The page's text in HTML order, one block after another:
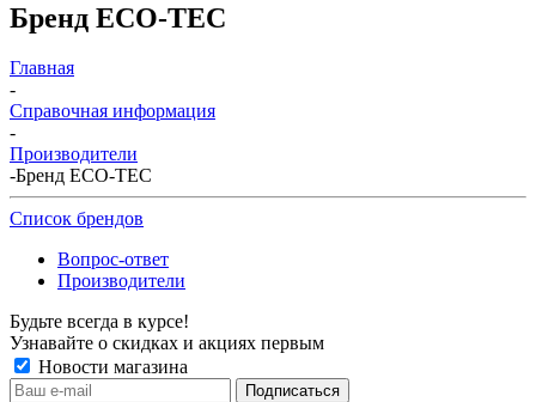
Бренд ECO-TEC
Главная
-
Справочная информация
-
Производители
-Бренд ECO-TEC
Список брендов
Вопрос-ответ
Производители
Будьте всегда в курсе!
Узнавайте о скидках и акциях первым
Новости магазина